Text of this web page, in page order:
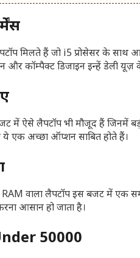
मिलते हैं जो i5 प्रोसेसर के साथ
कॉम्पैक्ट डिजाइन इन्हें डेली यूज़
ऐसे लैपटॉप भी मौजूद हैं जिनमें
ये एक अच्छा ऑप्शन साबित होते हैं।
वाला लैपटॉप इस बजट में एक
आसान हो जाता है।
50000